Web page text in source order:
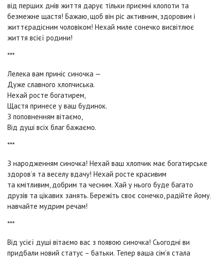
від перших днів життя дарує тільки приємні клопоти та
безмежне щастя! Бажаю, щоб він ріс активним, здоровим і
життєрадісним чоловіком! Нехай миле сонечко висвітлює
життя всієї родини!
***
Лелека вам приніс синочка —
Дуже славного хлопчиська.
Нехай росте богатирем,
Щастя принесе у ваш будинок.
З поповненням вітаємо,
Від душі всіх благ бажаємо.
***
З народженням синочка! Нехай ваш хлопчик має богатирське
здоров’я та веселу вдачу! Нехай росте красивим
та кмітливим, добрим та чесним. Хай у нього буде багато
друзів та цікавих занять. Бережіть своє сонечко, радійте йому,
навчайте мудрим речам!
***
Від усієї душі вітаємо вас з появою синочка! Сьогодні ви
придбали новий статус – батьки. Тепер ваша сім’я стала